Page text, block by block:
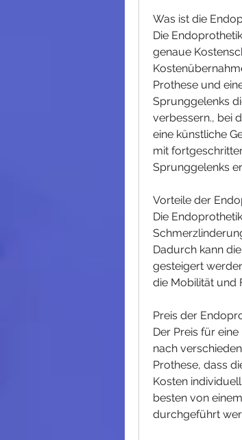
Was ist die
Die
genaue
Prothese und
Sprunggelenks
verbessern., bei
eine künstliche
mit
Sprunggelenks
Vorteile der
Die
Dadurch kann
gesteigert
die Mobilität und
Preis der
Der Preis für
nach
Prothese, dass
Kosten
besten von
durchgeführt